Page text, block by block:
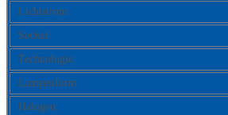
Lichtstrom:
Sockel:
Technologie:
Lampenform:
Halogen: